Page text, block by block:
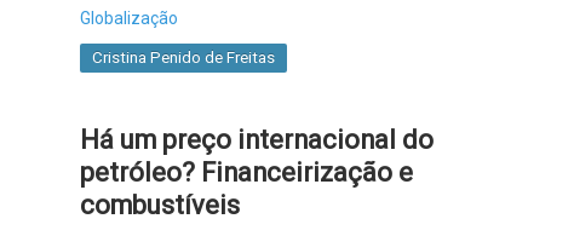
Globalização
Cristina Penido de Freitas
Há um preço internacional do
petróleo? Financeirização e
combustíveis